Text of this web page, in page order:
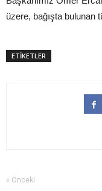
üzere, bağışta bulunan
ETİKETLER
« Önceki